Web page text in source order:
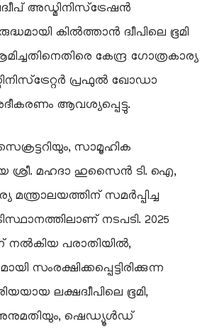
അഡ്മിനിസ്‌ട്രേഷൻ
കിൽത്താൻ ദ്വീപിലെ ഭൂമി
കേന്ദ്ര ഗോത്രകാര്യ
പ്രഫുൽ ഖോഡാ
ആവശ്യപ്പെട്ടു.
സാമൂഹിക
ശ്രീ. മഹദാ ഹുസൈൻ ടി. ഐ,
മന്ത്രാലയത്തിന് സമർപ്പിച്ച
നടപടി. 2025
നൽകിയ പരാതിയിൽ,
സംരക്ഷിക്കപ്പെട്ടിരിക്കുന്ന
ലക്ഷദ്വീപിലെ ഭൂമി,
ഷെഡ്യൂൾഡ്